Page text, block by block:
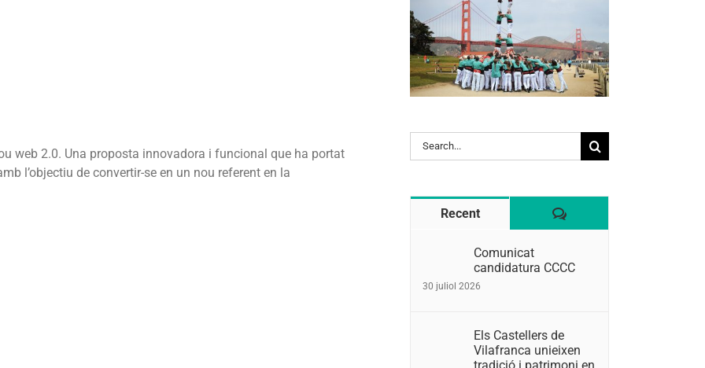
web 2.0. Una proposta innovadora i funcional que ha portat
l’objectiu de convertir-se en un nou referent en la
Search
for:
Recent Comentaris
Comunicat
candidatura CCCC
30 juliol 2026
Els Castellers de
Vilafranca unieixen